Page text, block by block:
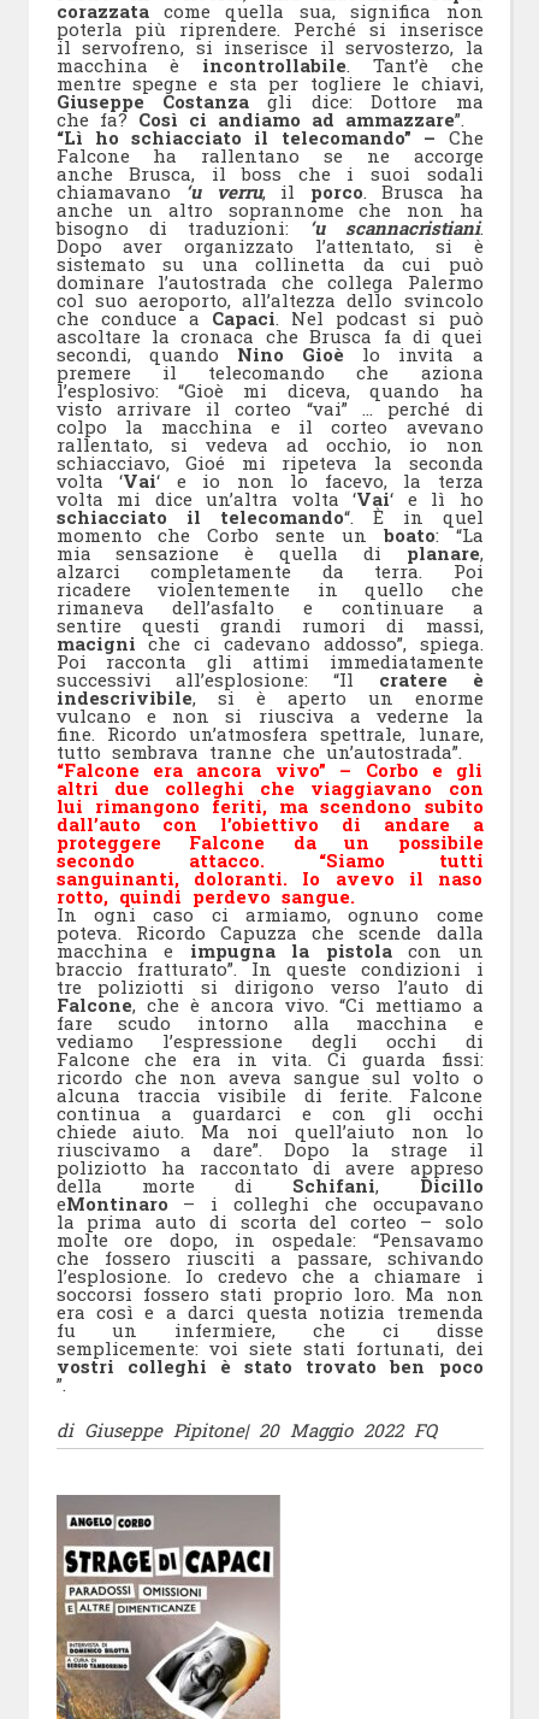
corazzatacome quella sua, significa non
poterla più riprendere. Perché si inserisce
il servofreno, si inserisce il servosterzo, la
macchina è incontrollabile. Tant’è che
mentre spegne e sta per togliere le chiavi,
Giuseppe Costanzagli dice:Dottore ma
che fa? Così ci andiamo ad ammazzare”.
“Lì ho schiacciato il telecomando” – Che
Falcone ha rallentano se ne accorge
anche Brusca, il boss che i suoi sodali
chiamavano ‘u verru, il porco. Brusca ha
anche un altro soprannome che non ha
bisogno di traduzioni: ‘u scannacristiani.
Dopo aver organizzato l’attentato, si è
sistemato su una collinetta da cui può
dominare l’autostrada che collega Palermo
col suo aeroporto, all’altezza dello svincolo
che conduce a Capaci. Nel podcast si può
ascoltare la cronaca che Brusca fa di quei
secondi, quando Nino Gioè lo invita a
premere il telecomando che aziona
l’esplosivo: “Gioè mi diceva, quando ha
visto arrivare il corteo “vai” … perché di
colpo la macchina e il corteo avevano
rallentato, si vedeva ad occhio, io non
schiacciavo, Gioé mi ripeteva la seconda
volta ‘Vai‘ e io non lo facevo, la terza
volta mi dice un’altra volta ‘Vai‘ e lì ho
schiacciato il telecomando“. È in quel
momento che Corbo sente unboato: “La
mia sensazione è quella di planare,
alzarci completamente da terra. Poi
ricadere violentemente in quello che
rimaneva dell’asfalto e continuare a
sentire questi grandi rumori di massi,
macigni che ci cadevano addosso”, spiega.
Poi racconta gli attimi immediatamente
successivi all’esplosione: “Il cratere è
indescrivibile, si è aperto un enorme
vulcano e non si riusciva a vederne la
fine. Ricordo un’atmosfera spettrale, lunare,
tutto sembrava tranne che un’autostrada”.
“Falcone era ancora vivo” – Corbo e gli
altri due colleghi che viaggiavano con
lui rimangono feriti, ma scendono subito
dall’auto con l’obiettivo di andare a
proteggere Falcone da un possibile
secondo attacco. “Siamo tutti
sanguinanti, doloranti. Io avevo il naso
rotto, quindi perdevo sangue.
In ogni caso ci armiamo, ognuno come
poteva. Ricordo Capuzza che scende dalla
macchina e impugna la pistolacon un
braccio fratturato”. In queste condizioni i
tre poliziotti si dirigono verso l’auto di
Falcone, che è ancora vivo. “Ci mettiamo a
fare scudo intorno alla macchina e
vediamo l’espressione degli occhi di
Falcone che era in vita. Ci guarda fissi:
ricordo che non aveva sangue sul volto o
alcuna traccia visibile di ferite. Falcone
continua a guardarci e con gli occhi
chiede aiuto. Ma noi quell’aiuto non lo
riuscivamo a dare”. Dopo la strage il
poliziotto ha raccontato di avere appreso
della morte di Schifani, Dicillo
eMontinaro – i colleghi che occupavano
la prima auto di scorta del corteo – solo
molte ore dopo, in ospedale: “Pensavamo
che fossero riusciti a passare, schivando
l’esplosione. Io credevo che a chiamare i
soccorsi fossero stati proprio loro. Ma non
era così e a darci questa notizia tremenda
fu un infermiere, che ci disse
semplicemente: voi siete stati fortunati, dei
vostri colleghi è stato trovato ben poco
”.
di Giuseppe Pipitone| 20 Maggio 2022 FQ